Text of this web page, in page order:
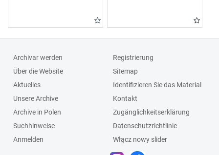
Archivar werden
Über die Website
Aktuelles
Unsere Archive
Archive in Polen
Suchhinweise
Anmelden
Registrierung
Sitemap
Identifizieren Sie das Material
Kontakt
Zugänglichkeitserklärung
Datenschutzrichtlinie
Włącz nowy slider